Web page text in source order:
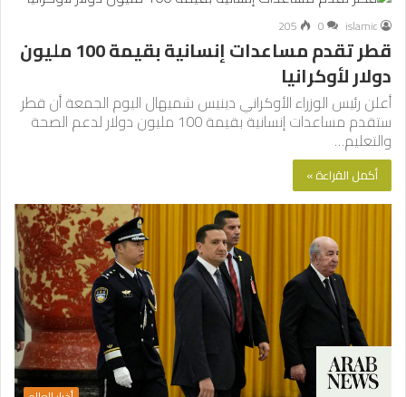
islamic
0
205
قطر تقدم مساعدات إنسانية بقيمة 100 مليون
دولار لأوكرانيا
أعلن رئيس الوزراء الأوكراني دينيس شميهال اليوم الجمعة أن قطر
ستقدم مساعدات إنسانية بقيمة 100 مليون دولار لدعم الصحة
والتعليم…
أكمل القراءة »